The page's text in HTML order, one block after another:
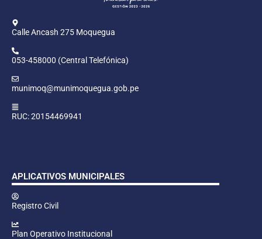
Calle Ancash 275 Moquegua
053-458000 (Central Telefónica)
munimoq@munimoquegua.gob.pe
RUC: 20154469941
APLICATIVOS MUNICIPALES
Registro Civil
Plan Operativo Institucional